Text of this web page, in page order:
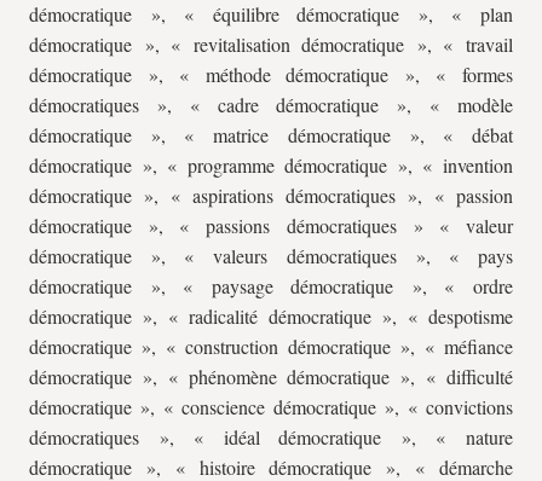
démocratique », « équilibre démocratique », « plan
démocratique », « revitalisation démocratique », « travail
démocratique », « méthode démocratique », « formes
démocratiques », « cadre démocratique », « modèle
démocratique », « matrice démocratique », « débat
démocratique », « programme démocratique », « invention
démocratique », « aspirations démocratiques », « passion
démocratique », « passions démocratiques » « valeur
démocratique », « valeurs démocratiques », « pays
démocratique », « paysage démocratique », « ordre
démocratique », « radicalité démocratique », « despotisme
démocratique », « construction démocratique », « méfiance
démocratique », « phénomène démocratique », « difficulté
démocratique », « conscience démocratique », « convictions
démocratiques », « idéal démocratique », « nature
démocratique », « histoire démocratique », « démarche